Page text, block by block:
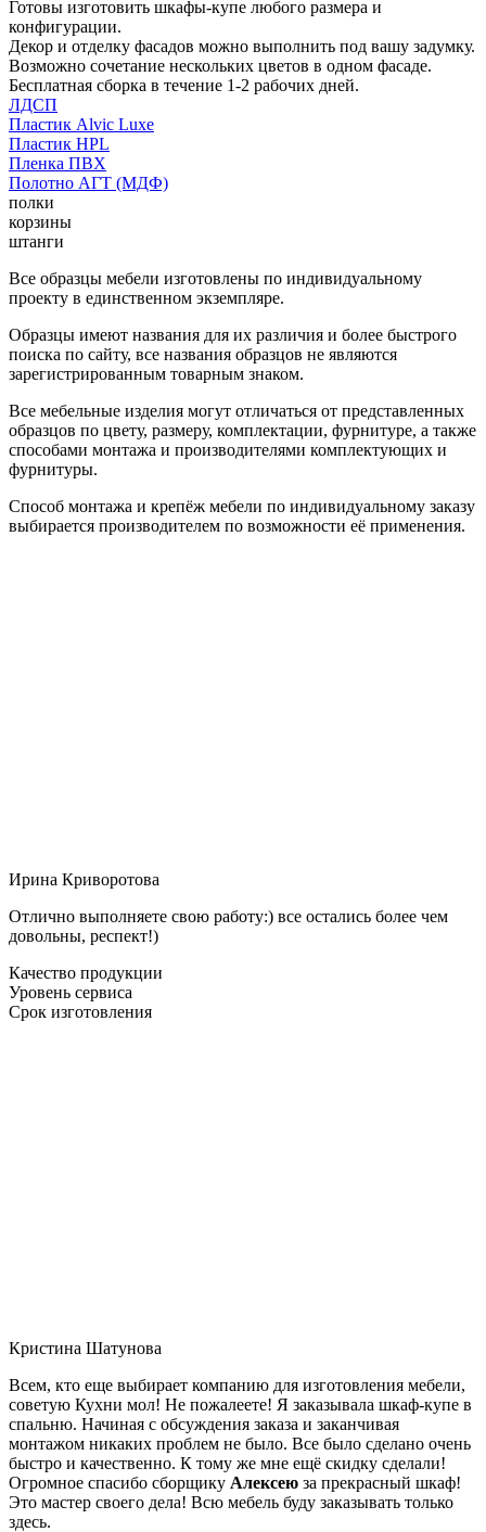
Готовы изготовить шкафы-купе любого размера и
конфигурации.
Декор и отделку фасадов можно выполнить под вашу задумку.
Возможно сочетание нескольких цветов в одном фасаде.
Бесплатная сборка в течение 1-2 рабочих дней.
ЛДСП
Пластик Alvic Luxe
Пластик HPL
Пленка ПВХ
Полотно АГТ (МДФ)
полки
корзины
штанги
Все образцы мебели изготовлены по индивидуальному
проекту в единственном экземпляре.
Образцы имеют названия для их различия и более быстрого
поиска по сайту, все названия образцов не являются
зарегистрированным товарным знаком.
Все мебельные изделия могут отличаться от представленных
образцов по цвету, размеру, комплектации, фурнитуре, а также
способами монтажа и производителями комплектующих и
фурнитуры.
Способ монтажа и крепёж мебели по индивидуальному заказу
выбирается производителем по возможности её применения.
Ирина Криворотова
Отлично выполняете свою работу:) все остались более чем
довольны, респект!)
Качество продукции
Уровень сервиса
Срок изготовления
Кристина Шатунова
Всем, кто еще выбирает компанию для изготовления мебели,
советую Кухни мол! Не пожалеете! Я заказывала шкаф-купе в
спальню. Начиная с обсуждения заказа и заканчивая
монтажом никаких проблем не было. Все было сделано очень
быстро и качественно. К тому же мне ещё скидку сделали!
Огромное спасибо сборщику Алексею за прекрасный шкаф!
Это мастер своего дела! Всю мебель буду заказывать только
здесь.